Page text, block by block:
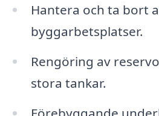
Hantera och ta bort
byggarbetsplatser.
Rengöring av
stora tankar.